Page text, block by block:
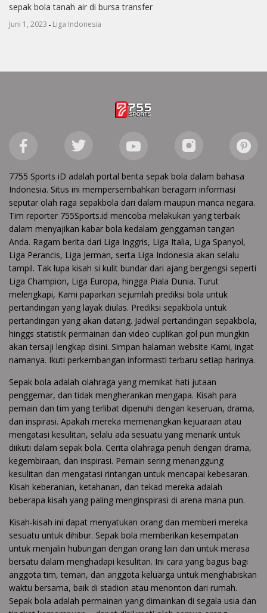
sepak bola tanah air di bursa transfer
Juni 1, 2023 - Liga Indonesia
7755 Sports iD adalah portal berita sepak bola dalam bahasa
Indonesia. Situs ini mempersembahkan beragam informasi
seputar olah raga sepakbola dari dalam maupun manca negara.
Tim reporter 755Sports.id mencoba melakukan yang terbaik
dalam menyajikan kabar bola kedalam genggaman tangan
Anda. Ragam berita dari Liga Inggris, Liga Italia, Liga Spanyol,
Liga Perancis, Liga Jerman, serta Liga Indonesia akan selalu
tampil. Tak lupa kisah si kulit bundar dari ajang bergengsi seperti
Liga Champion, Liga Europa, hingga Piala Dunia. Turut
melengkapi, Kami paparkan sejumlah prediksi bola untuk
pertandingan yang layak diulas. Prediksi sepakbola untuk
pertandingan yang akan datang. Jadwal pertandingan sepakbola,
hinggs statistik permainan dan video cuplikan gol pun mungkin
akan tersaji lengkap disini. Simpan halaman website Kami, ingat
namanya. Ikuti perkembangan informasti terbaru setiap harinya.
Sepak bola adalah olahraga yang memikat hati jutaan
penggemar, dan tidak mengherankan mengapa. Kisah para
pemain dan tim yang terlibat dipenuhi dengan keseruan, drama,
dan inspirasi. Apakah mereka memenangkan kejuaraan atau
mengatasi kesulitan, selalu ada sesuatu yang menarik untuk
diikuti dalam sepak bola. Cerita olahraga penuh dengan drama,
kegembiraan, dan inspirasi. Pemain sering menanggung
kesulitan dan mengatasi rintangan untuk mencapai kebesaran.
Kisah keberanian, ketahanan, dan tekad mereka adalah
beberapa kisah yang paling menginspirasi di arena mana pun.
Kisah-kisah ini dapat menyatukan orang dan memberi mereka
sesuatu untuk dihibur. Sepak bola memberikan kesempatan
untuk menjalin hubungan dengan orang lain dan untuk merasa
bersatu dalam menghadapi kesulitan. Ini cara yang bagus bagi
anggota tim, teman, dan anggota keluarga untuk menghabiskan
waktu bersama, baik di stadion atau menonton dari rumah.
Sepak bola adalah permainan yang dimainkan di segala usia dan